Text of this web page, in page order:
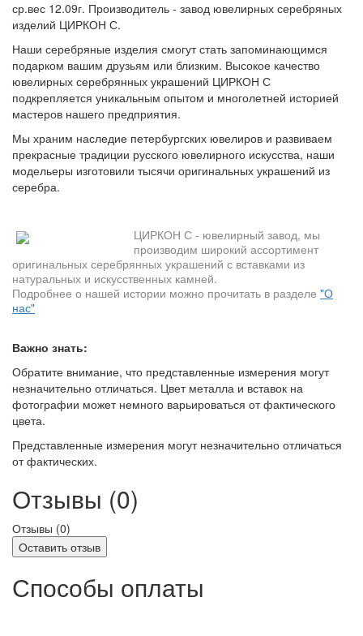
ср.вес 12.09г. Производитель - завод ювелирных серебряных
изделий ЦИРКОН С.
Наши серебряные изделия смогут стать запоминающимся
подарком вашим друзьям или близким. Высокое качество
ювелирных серебрянных украшений ЦИРКОН С
подкрепляется уникальным опытом и многолетней историей
мастеров нашего предприятия.
Мы храним наследие петербургских ювелиров и развиваем
прекрасные традиции русского ювелирного искусства, наши
модельеры изготовили тысячи оригинальных украшений из
серебра.
ЦИРКОН С - ювелирный завод, мы
производим широкий ассортимент
оригинальных серебрянных украшений с вставками из
натуральных и искусственных камней.
Подробнее о нашей истории можно прочитать в разделе "О
нас"
Важно знать:
Обратите внимание, что представленные измерения могут
незначительно отличаться. Цвет металла и вставок на
фотографии может немного варьироваться от фактического
цвета.
Представленные измерения могут незначительно отличаться
от фактических.
Отзывы (0)
Отзывы (0)
Оставить отзыв
Способы оплаты